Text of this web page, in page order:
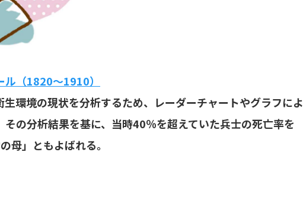
（1820～1910）
生環境の現状を分析するため、レーダーチャートやグラフによ
その分析結果を基に、当時40％を超えていた兵士の死亡率を
母」ともよばれる。